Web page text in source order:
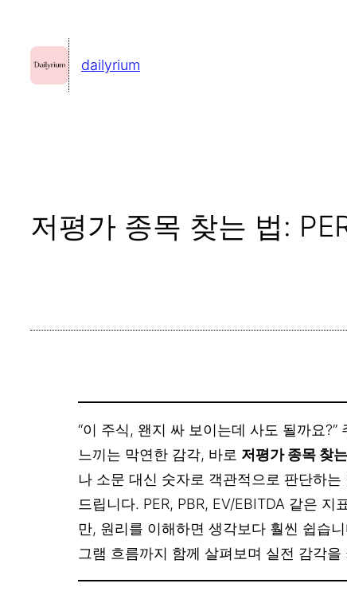
dailyrium
저평가 종목 찾는 법:
“이 주식, 왠지 싸 보이는데 사도 될까요
느끼는 막연한 감각, 바로 저평가 종목 찾
나 소문 대신 숫자로 객관적으로 판단하
드립니다. PER, PBR, EV/EBITDA 같은 지
만, 원리를 이해하면 생각보다 훨씬 쉽습
그램 흐름까지 함께 살펴보며 실전 감각을